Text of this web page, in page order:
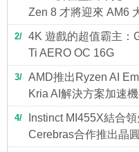
Zen 8 才將迎來 AM6
2
4K 遊戲的超值霸主：
Ti AERO OC 16G
3
AMD推出Ryzen AI
Kria AI解決方案加速
4
Instinct MI455X結合
Cerebras合作推出晶